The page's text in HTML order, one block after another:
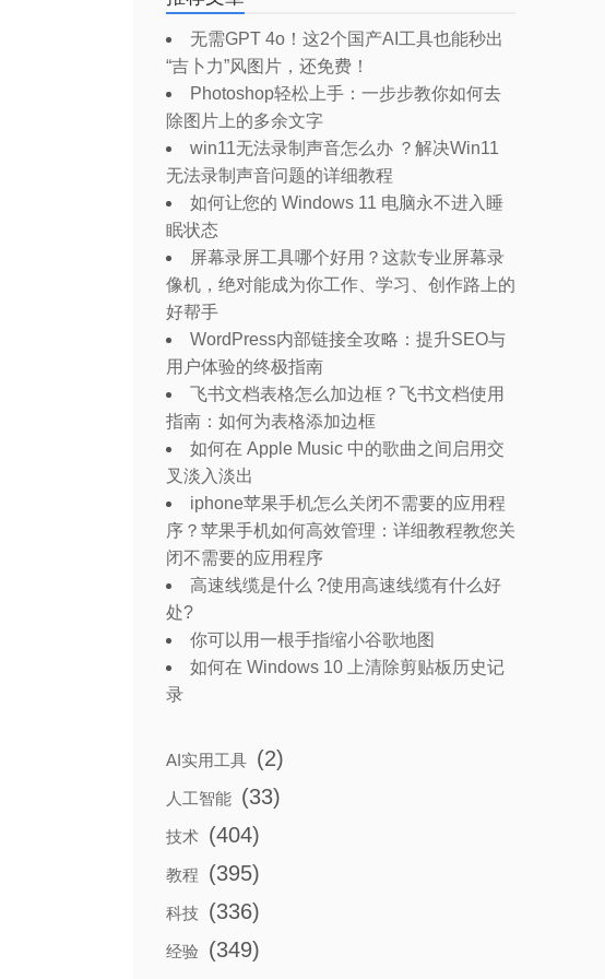
无需GPT 4o！这2个国产AI工具也能秒出
“吉卜力”风图片，还免费！
Photoshop轻松上手：一步步教你如何去
除图片上的多余文字
win11无法录制声音怎么办 ？解决Win11
无法录制声音问题的详细教程
如何让您的 Windows 11 电脑永不进入睡
眠状态
屏幕录屏工具哪个好用？这款专业屏幕录
像机，绝对能成为你工作、学习、创作路上的
好帮手
WordPress内部链接全攻略：提升SEO与
用户体验的终极指南
飞书文档表格怎么加边框？飞书文档使用
指南：如何为表格添加边框
如何在 Apple Music 中的歌曲之间启用交
叉淡入淡出
iphone苹果手机怎么关闭不需要的应用程
序？苹果手机如何高效管理：详细教程教您关
闭不需要的应用程序
高速线缆是什么 ?使用高速线缆有什么好
处?
你可以用一根手指缩小谷歌地图
如何在 Windows 10 上清除剪贴板历史记
录
AI实用工具 (2)
人工智能 (33)
技术 (404)
教程 (395)
科技 (336)
经验 (349)